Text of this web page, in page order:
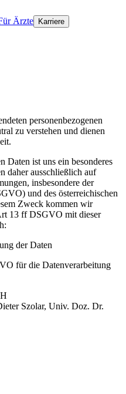
Ärzte Karriere
personenbezogenen
zu verstehen und dienen
Daten ist uns ein besonderes
daher ausschließlich auf
insbesondere der
und des österreichischen
Zweck kommen wir
13 ff DSGVO mit dieser
der Daten
für die Datenverarbeitung
Szolar, Univ. Doz. Dr.